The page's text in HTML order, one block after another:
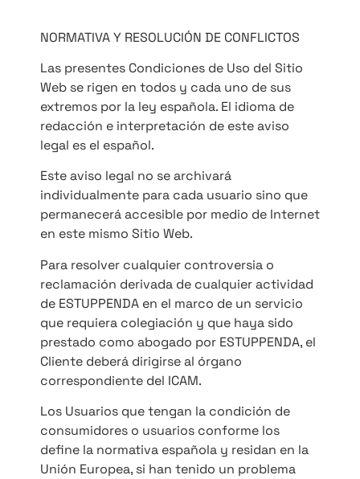
NORMATIVA Y RESOLUCIÓN DE CONFLICTOS
Las presentes Condiciones de Uso del Sitio
Web se rigen en todos y cada uno de sus
extremos por la ley española. El idioma de
redacción e interpretación de este aviso
legal es el español.
Este aviso legal no se archivará
individualmente para cada usuario sino que
permanecerá accesible por medio de Internet
en este mismo Sitio Web.
Para resolver cualquier controversia o
reclamación derivada de cualquier actividad
de ESTUPPENDA en el marco de un servicio
que requiera colegiación y que haya sido
prestado como abogado por ESTUPPENDA, el
Cliente deberá dirigirse al órgano
correspondiente del ICAM.
Los Usuarios que tengan la condición de
consumidores o usuarios conforme los
define la normativa española y residan en la
Unión Europea, si han tenido un problema